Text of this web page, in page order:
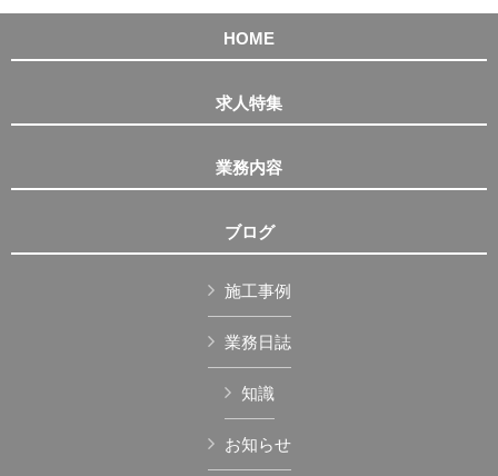
HOME
求人特集
業務内容
ブログ
施工事例
業務日誌
知識
お知らせ